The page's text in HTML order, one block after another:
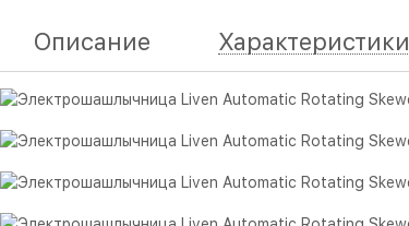
Описание Характеристики